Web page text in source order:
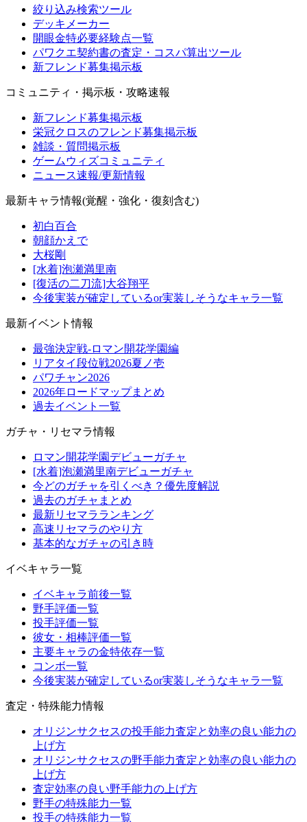
絞り込み検索ツール
デッキメーカー
開眼金特必要経験点一覧
パワクエ契約書の査定・コスパ算出ツール
新フレンド募集掲示板
コミュニティ・掲示板・攻略速報
新フレンド募集掲示板
栄冠クロスのフレンド募集掲示板
雑談・質問掲示板
ゲームウィズコミュニティ
ニュース速報/更新情報
最新キャラ情報(覚醒・強化・復刻含む)
初白百合
朝顔かえで
大桜剛
[水着]泡瀬満里南
[復活の二刀流]大谷翔平
今後実装が確定しているor実装しそうなキャラ一覧
最新イベント情報
最強決定戦-ロマン開花学園編
リアタイ段位戦2026夏ノ壱
パワチャン2026
2026年ロードマップまとめ
過去イベント一覧
ガチャ・リセマラ情報
ロマン開花学園デビューガチャ
[水着]泡瀬満里南デビューガチャ
今どのガチャを引くべき？優先度解説
過去のガチャまとめ
最新リセマラランキング
高速リセマラのやり方
基本的なガチャの引き時
イベキャラ一覧
イベキャラ前後一覧
野手評価一覧
投手評価一覧
彼女・相棒評価一覧
主要キャラの金特依存一覧
コンボ一覧
今後実装が確定しているor実装しそうなキャラ一覧
査定・特殊能力情報
オリジンサクセスの投手能力査定と効率の良い能力の
上げ方
オリジンサクセスの野手能力査定と効率の良い能力の
上げ方
査定効率の良い野手能力の上げ方
野手の特殊能力一覧
投手の特殊能力一覧